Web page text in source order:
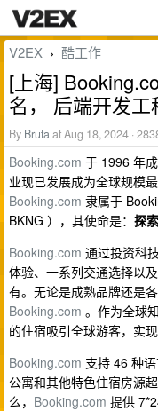
V2EX › 酷工作
[上海]
名， 后端开发工
By Brutaat Aug 18, 2024 ·
Booking.com 于 1996 年
业现已发展成为全球规模
Booking.com 隶属于
BKNG ），其使命是： 探
Booking.com 通过投资科
体验、一系列交通选择以
有。无论是成熟品牌还是
Booking.com 。作为全球
的住宿吸引全球游客，实现
Booking.com 支持 46 种
公寓和其他特色住宿房源
么， Booking.com 提供